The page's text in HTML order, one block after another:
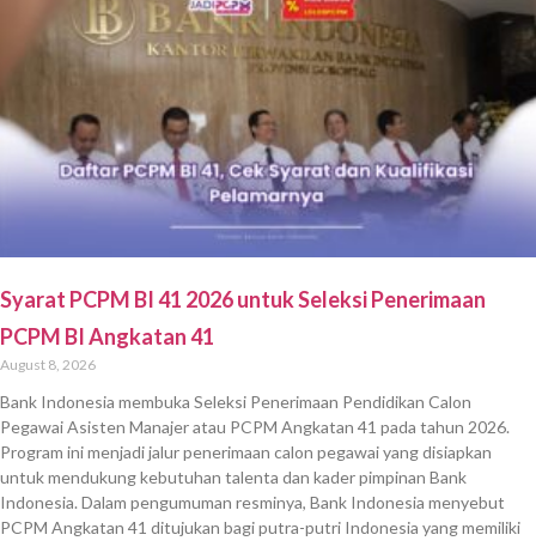
Syarat PCPM BI 41 2026 untuk Seleksi Penerimaan
PCPM BI Angkatan 41
August 8, 2026
Bank Indonesia membuka Seleksi Penerimaan Pendidikan Calon
Pegawai Asisten Manajer atau PCPM Angkatan 41 pada tahun 2026.
Program ini menjadi jalur penerimaan calon pegawai yang disiapkan
untuk mendukung kebutuhan talenta dan kader pimpinan Bank
Indonesia. Dalam pengumuman resminya, Bank Indonesia menyebut
PCPM Angkatan 41 ditujukan bagi putra-putri Indonesia yang memiliki